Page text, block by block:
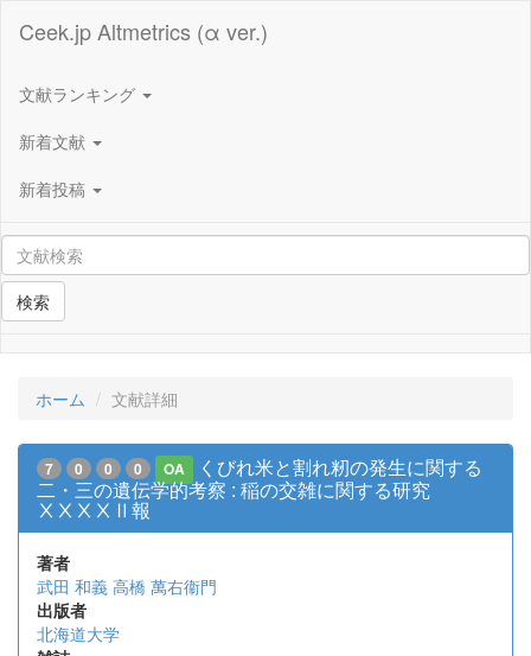
Ceek.jp Altmetrics (α ver.)
文献ランキング
新着文献
新着投稿
検索
ホーム 文献詳細
7 0 0 0 OA
くびれ米と割れ籾の発生に関する
二・三の遺伝学的考察 : 稲の交雑に関する研究
ⅩⅩⅩⅩⅡ報
著者
武田 和義 高橋 萬右衞門
出版者
北海道大学